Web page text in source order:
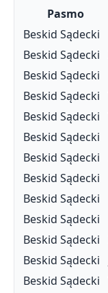
Pasmo
Beskid Sądecki
Beskid Sądecki
Beskid Sądecki
Beskid Sądecki
Beskid Sądecki
Beskid Sądecki
Beskid Sądecki
Beskid Sądecki
Beskid Sądecki
Beskid Sądecki
Beskid Sądecki
Beskid Sądecki
Beskid Sądecki